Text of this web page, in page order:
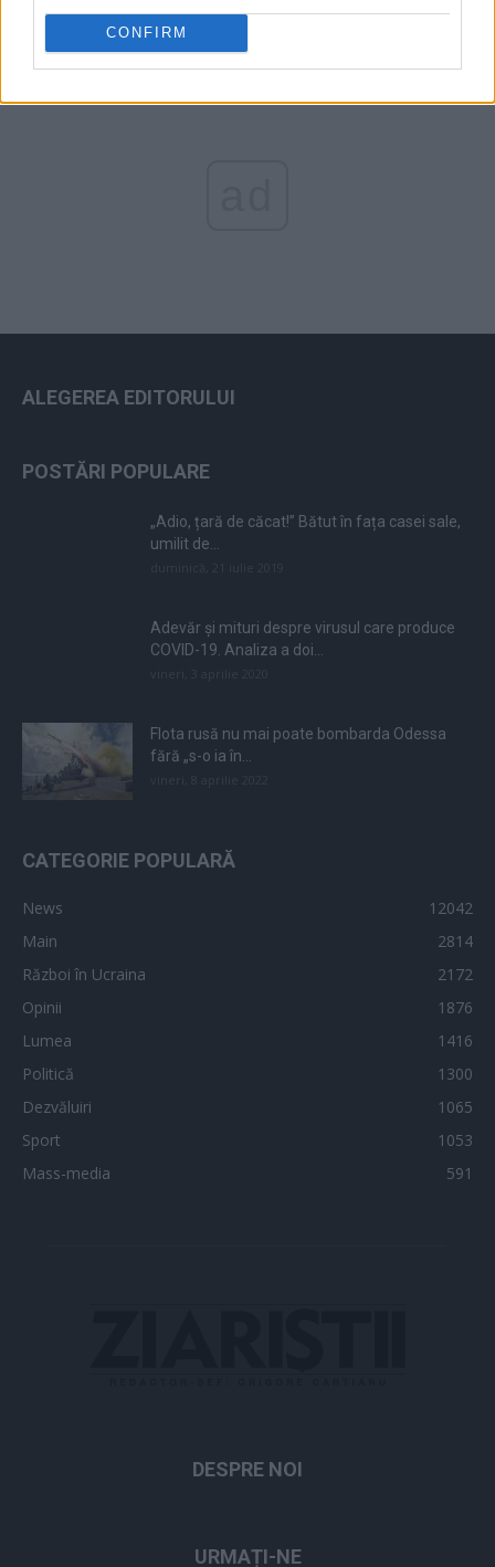
CONFIRM
ALEGEREA EDITORULUI
POSTĂRI POPULARE
„Adio, țară de căcat!” Bătut în fața casei sale,
umilit de...
Adevăr și mituri despre virusul care produce
COVID-19. Analiza a doi...
Flota rusă nu mai poate bombarda Odessa
fără „s-o ia în...
CATEGORIE POPULARĂ
News
12042
Main
2814
Război în Ucraina
2172
Opinii
1876
Lumea
1416
Politică
1300
Dezvăluiri
1065
Sport
1053
Mass-media
591
DESPRE NOI
URMAȚI-NE